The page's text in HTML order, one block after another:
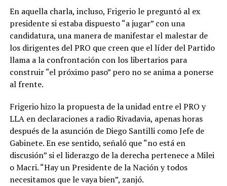
En aquella charla, incluso, Frigerio le preguntó al ex
presidente si estaba dispuesto “a jugar” con una
candidatura, una manera de manifestar el malestar de
los dirigentes del PRO que creen que el líder del Partido
llama a la confrontación con los libertarios para
construir “el próximo paso” pero no se anima a ponerse
al frente.
Frigerio hizo la propuesta de la unidad entre el PRO y
LLA en declaraciones a radio Rivadavia, apenas horas
después de la asunción de Diego Santilli como Jefe de
Gabinete. En ese sentido, señaló que “no está en
discusión” si el liderazgo de la derecha pertenece a Milei
o Macri. “Hay un Presidente de la Nación y todos
necesitamos que le vaya bien”, zanjó.